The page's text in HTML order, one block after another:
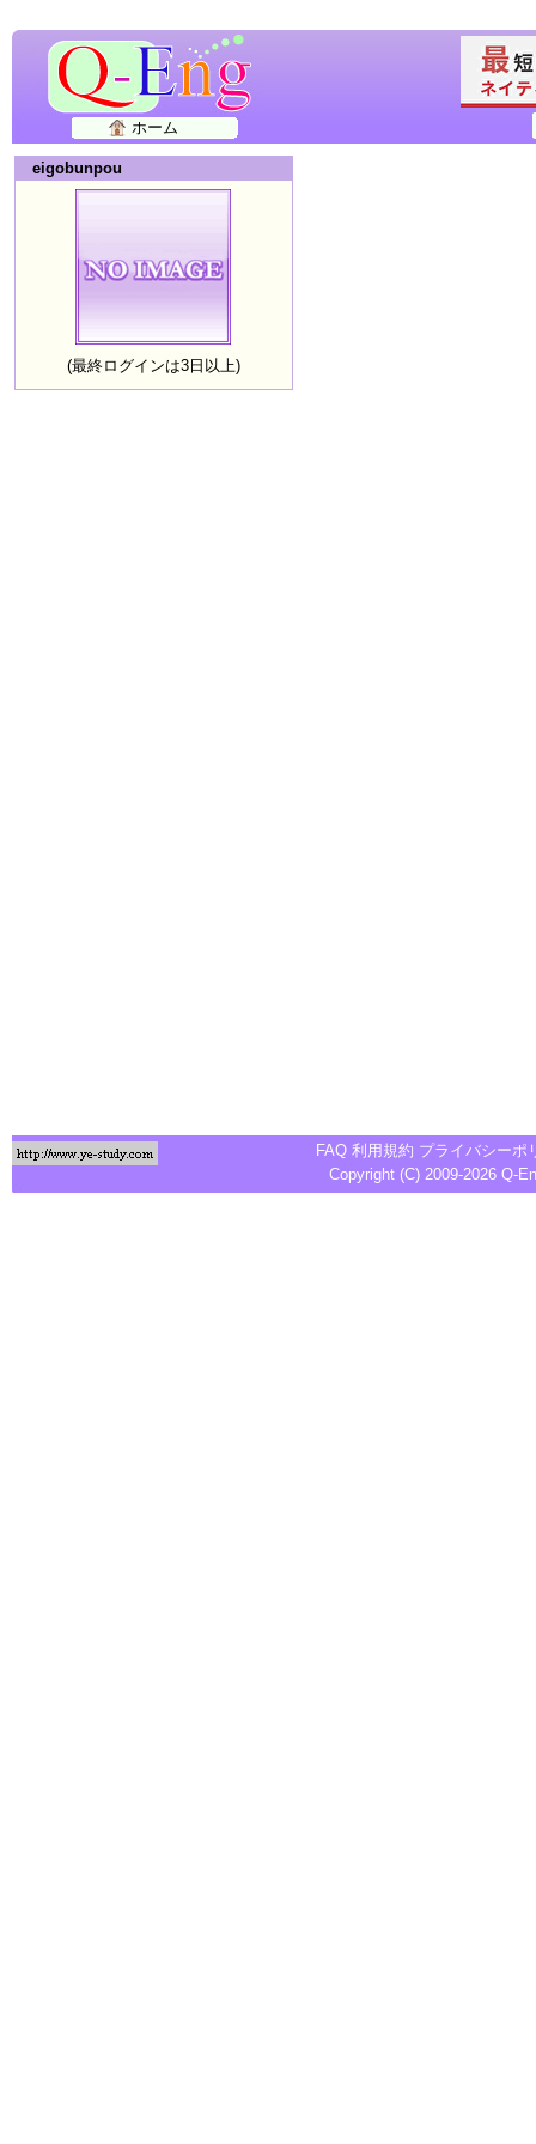
ホーム
eigobunpou
(最終ログインは3日以上)
FAQ 利用規約 プライバシーポ
Copyright (C) 2009-2026 Q-